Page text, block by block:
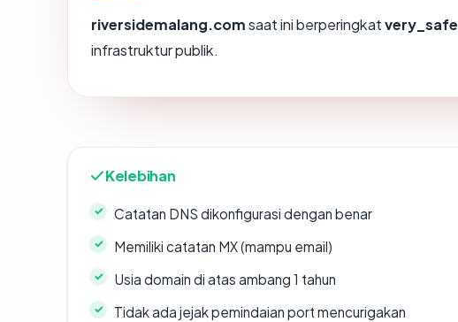
riversidemalang.comsaat ini berperingkatvery_safe
infrastruktur publik.
Kelebihan
Catatan DNS dikonfigurasi dengan benar
Memiliki catatan MX (mampu email)
Usia domain di atas ambang 1 tahun
Tidak ada jejak pemindaian port mencurigakan